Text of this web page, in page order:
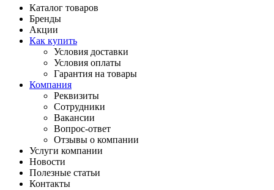
Каталог товаров
Бренды
Акции
Как купить
Условия доставки
Условия оплаты
Гарантия на товары
Компания
Реквизиты
Сотрудники
Вакансии
Вопрос-ответ
Отзывы о компании
Услуги компании
Новости
Полезные статьи
Контакты